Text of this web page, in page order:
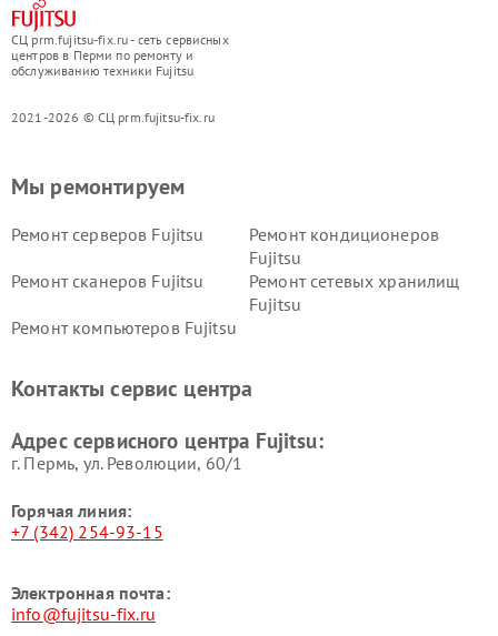
СЦ prm.fujitsu-fix.ru - сеть сервисных
центров в Перми по ремонту и
обслуживанию техники Fujitsu
2021-2026 © СЦ prm.fujitsu-fix.ru
Мы ремонтируем
Ремонт серверов Fujitsu
Ремонт кондиционеров
Fujitsu
Ремонт сканеров Fujitsu
Ремонт сетевых хранилищ
Fujitsu
Ремонт компьютеров Fujitsu
Контакты сервис центра
Адрес сервисного центра Fujitsu:
г. Пермь, ул. ​Революции, 60/1
Горячая линия:
+7 (342) 254-93-15
Электронная почта:
info@fujitsu-fix.ru